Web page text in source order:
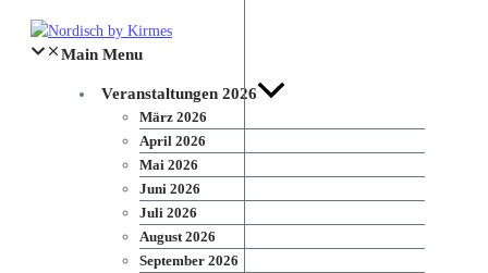
Zum
Inhalt
Main Menu
Veranstaltungen 2026
März 2026
April 2026
Mai 2026
Juni 2026
Juli 2026
August 2026
September 2026